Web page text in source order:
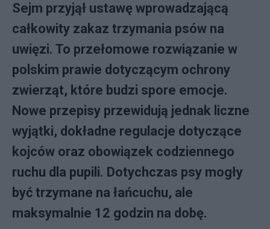
Sejm przyjął ustawę wprowadzającą
całkowity zakaz trzymania psów na
uwięzi. To przełomowe rozwiązanie w
polskim prawie dotyczącym ochrony
zwierząt, które budzi spore emocje.
Nowe przepisy przewidują jednak liczne
wyjątki, dokładne regulacje dotyczące
kojców oraz obowiązek codziennego
ruchu dla pupili. Dotychczas psy mogły
być trzymane na łańcuchu, ale
maksymalnie 12 godzin na dobę.